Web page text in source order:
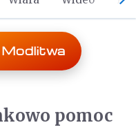
Modlitwa
pomoc